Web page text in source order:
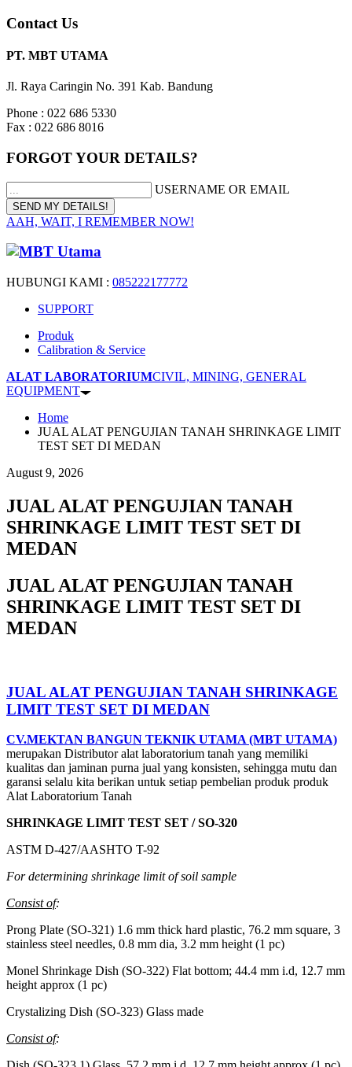
Contact Us
PT. MBT UTAMA
Jl. Raya Caringin No. 391 Kab. Bandung
Phone : 022 686 5330
Fax : 022 686 8016
FORGOT YOUR DETAILS?
USERNAME OR EMAIL
AAH, WAIT, I REMEMBER NOW!
HUBUNGI KAMI : 085222177772
SUPPORT
Produk
Calibration & Service
ALAT LABORATORIUMCIVIL, MINING, GENERAL
EQUIPMENT
Home
JUAL ALAT PENGUJIAN TANAH SHRINKAGE LIMIT
TEST SET DI MEDAN
August 9, 2026
JUAL ALAT PENGUJIAN TANAH
SHRINKAGE LIMIT TEST SET DI
MEDAN
JUAL ALAT PENGUJIAN TANAH
SHRINKAGE LIMIT TEST SET DI
MEDAN
JUAL ALAT PENGUJIAN TANAH SHRINKAGE
LIMIT TEST SET DI MEDAN
CV.MEKTAN BANGUN TEKNIK UTAMA (MBT UTAMA)
merupakan Distributor alat laboratorium tanah yang memiliki
kualitas dan jaminan purna jual yang konsisten, sehingga mutu dan
garansi selalu kita berikan untuk setiap pembelian produk produk
Alat Laboratorium Tanah
SHRINKAGE LIMIT TEST SET / SO-320
ASTM D-427/AASHTO T-92
For determining shrinkage limit of soil sample
Consist of:
Prong Plate (SO-321) 1.6 mm thick hard plastic, 76.2 mm square, 3
stainless steel needles, 0.8 mm dia, 3.2 mm height (1 pc)
Monel Shrinkage Dish (SO-322) Flat bottom; 44.4 mm i.d, 12.7 mm
height approx (1 pc)
Crystalizing Dish (SO-323) Glass made
Consist of: